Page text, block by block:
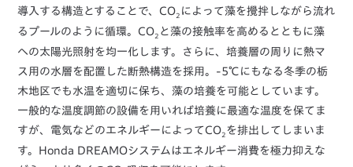
導入する構造とすることで、CO2 によって藻を攪拌しながら流れ
るプールのように循環。CO2 と藻の接触率を高めるとともに藻
への太陽光照射を均一化します。さらに、培養層の周りに熱マ
ス用の水層を配置した断熱構造を採用。-5℃にもなる冬季の栃
木地区でも水温を適切に保ち、藻の培養を可能としています。
一般的な温度調節の設備を用いれば培養に最適な温度を保てま
すが、電気などのエネルギーによってCO2 を排出してしまいま
す。Honda DREAMOシステムはエネルギー消費を極力抑えな